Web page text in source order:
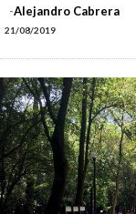
Alejandro Cabrera
21/08/2019